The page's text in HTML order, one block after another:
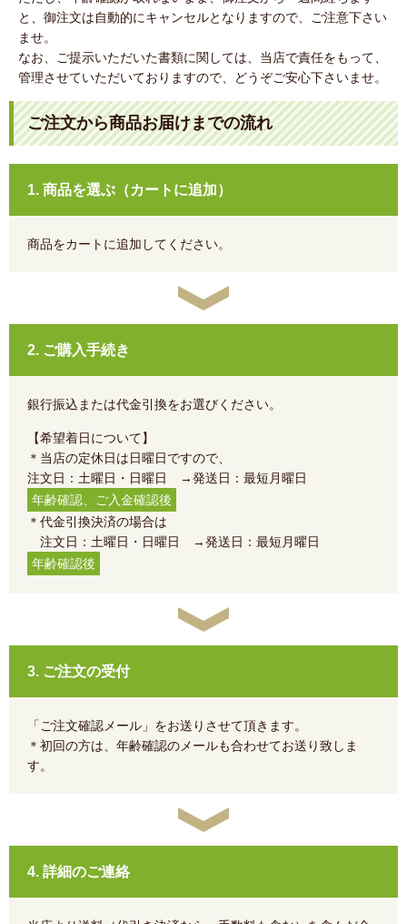
と、御注文は自動的にキャンセルとなりますので、ご注意下さい
ませ。
なお、ご提示いただいた書類に関しては、当店で責任をもって、
管理させていただいておりますので、どうぞご安心下さいませ。
ご注文から商品お届けまでの流れ
1. 商品を選ぶ（カートに追加）
商品をカートに追加してください。
2. ご購入手続き
銀行振込または代金引換をお選びください。
【希望着日について】
＊当店の定休日は日曜日ですので、
注文日：土曜日・日曜日 →発送日：最短月曜日
年齢確認、ご入金確認後
＊代金引換決済の場合は
注文日：土曜日・日曜日 →発送日：最短月曜日
年齢確認後
3. ご注文の受付
「ご注文確認メール」をお送りさせて頂きます。
＊初回の方は、年齢確認のメールも合わせてお送り致しま
す。
4. 詳細のご連絡